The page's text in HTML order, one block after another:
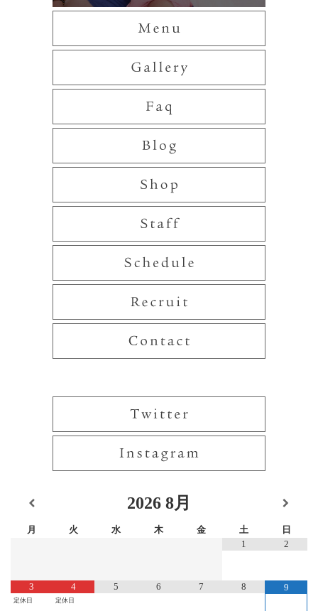
2026 8月
月 火 水 木 金 土
日
1
2
3
定休日
4
定休日
5 6 7 8 9